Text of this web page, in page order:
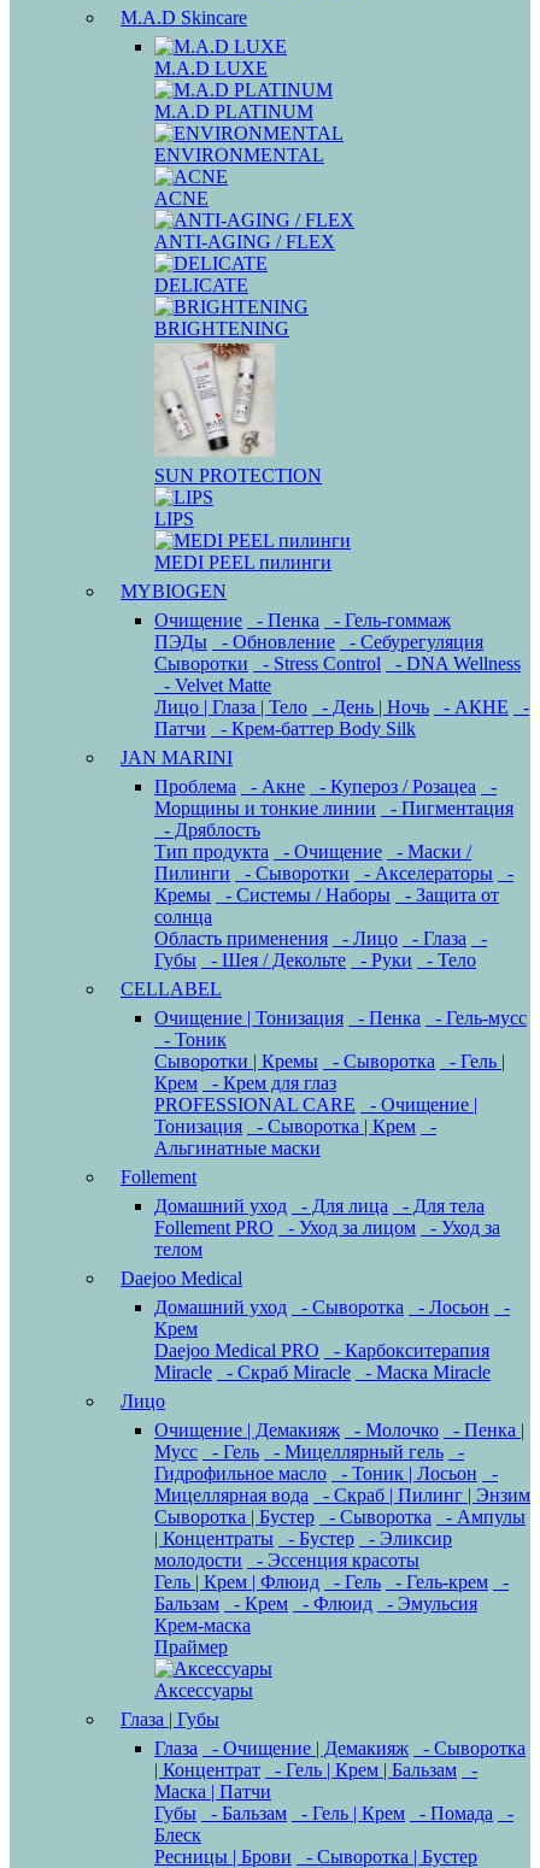
M.A.D Skincare
M.A.D LUXE
M.A.D PLATINUM
ENVIRONMENTAL
ACNE
ANTI-AGING / FLEX
DELICATE
BRIGHTENING
SUN PROTECTION
LIPS
MEDI PEEL пилинги
MYBIOGEN
Очищение
- Пенка
- Гель-гоммаж
ПЭДы
- Обновление
- Себурегуляция
Сыворотки
- Stress Control
- DNA Wellness
- Velvet Matte
Лицо | Глаза | Тело
- День | Ночь - АКНЕ
-
Патчи
- Крем-баттер Body Silk
JAN MARINI
Проблема
- Акне - Купероз / Розацеа
-
Морщины и тонкие линии
- Пигментация
- Дряблость
Тип продукта
- Очищение
- Маски /
Пилинги
- Сыворотки - Акселераторы
-
Кремы
- Системы / Наборы
- Защита от
солнца
Область применения
- Лицо - Глаза
-
Губы
- Шея / Декольте - Руки
- Тело
CELLABEL
Очищение | Тонизация
- Пенка
- Гель-мусс
- Тоник
Сыворотки | Кремы
- Сыворотка
- Гель |
Крем
- Крем для глаз
PROFESSIONAL CARE
- Очищение |
Тонизация
- Сыворотка | Крем
-
Альгинатные маски
Follement
Домашний уход
- Для лица
- Для тела
Follement PRO
- Уход за лицом
- Уход за
телом
Daejoo Medical
Домашний уход
- Сыворотка - Лосьон
-
Крем
Daejoo Medical PRO
- Карбокситерапия
Miracle
- Скраб Miracle
- Маска Miracle
Лицо
Очищение | Демакияж
- Молочко
- Пенка |
Мусс
- Гель - Мицеллярный гель
-
Гидрофильное масло
- Тоник | Лосьон
-
Мицеллярная вода
- Скраб | Пилинг | Энзим
Сыворотка | Бустер
- Сыворотка
- Ампулы
| Концентраты
- Бустер
- Эликсир
молодости
- Эссенция красоты
Гель | Крем | Флюид
- Гель - Гель-крем
-
Бальзам
- Крем - Флюид
- Эмульсия
Крем-маска
Праймер
Аксессуары
Глаза | Губы
Глаза
- Очищение | Демакияж
- Сыворотка
| Концентрат
- Гель | Крем | Бальзам
-
Маска | Патчи
Губы
- Бальзам - Гель | Крем - Помада
-
Блеск
Ресницы | Брови
- Сыворотка | Бустер